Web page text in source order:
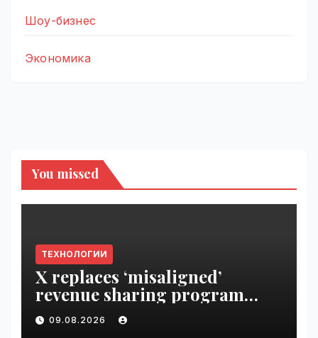
Шоу-бизнес
Экономика
You missed
ТЕХНОЛОГИИ
X replaces ‘misaligned’
revenue sharing program
with Original Content
Rewards | VseTime.ru
09.08.2026